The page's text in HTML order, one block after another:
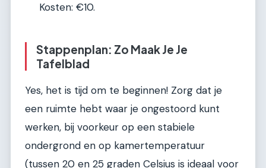
Kosten: €10.
Stappenplan: Zo Maak Je Je
Tafelblad
Yes, het is tijd om te beginnen! Zorg dat je
een ruimte hebt waar je ongestoord kunt
werken, bij voorkeur op een stabiele
ondergrond en op kamertemperatuur
(tussen 20 en 25 graden Celsius is ideaal voor